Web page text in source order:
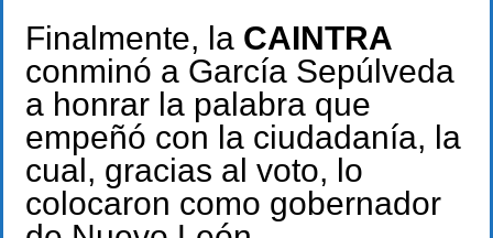
Finalmente, la CAINTRA
conminó a García Sepúlveda
a honrar la palabra que
empeñó con la ciudadanía, la
cual, gracias al voto, lo
colocaron como gobernador